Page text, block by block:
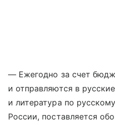
— Ежегодно за счет
и отправляются в
и литература по
России, поставляется